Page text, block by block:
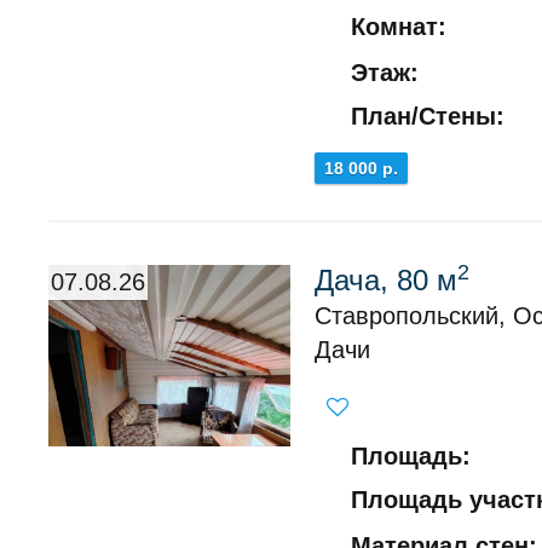
Комнат:
Этаж:
План/Стены:
18 000 р.
07.08.26 Дача, 80 м2
Ставропольский,
Дачи
Площадь:
Площадь